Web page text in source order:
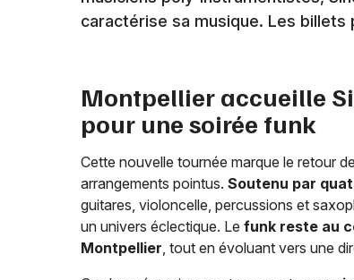
caractérise sa musique. Les
Montpellier accueille
pour une soirée funk
Cette nouvelle tournée marque le retour
arrangements pointus. Soutenu par
guitares, violoncelle, percussions et
un univers éclectique. Le funk reste au
Montpellier, tout en évoluant vers une